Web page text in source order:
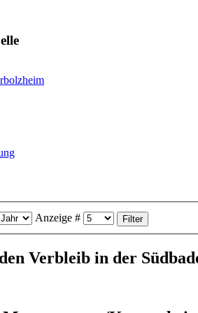
Anzeige # Filter
Verbleib in der